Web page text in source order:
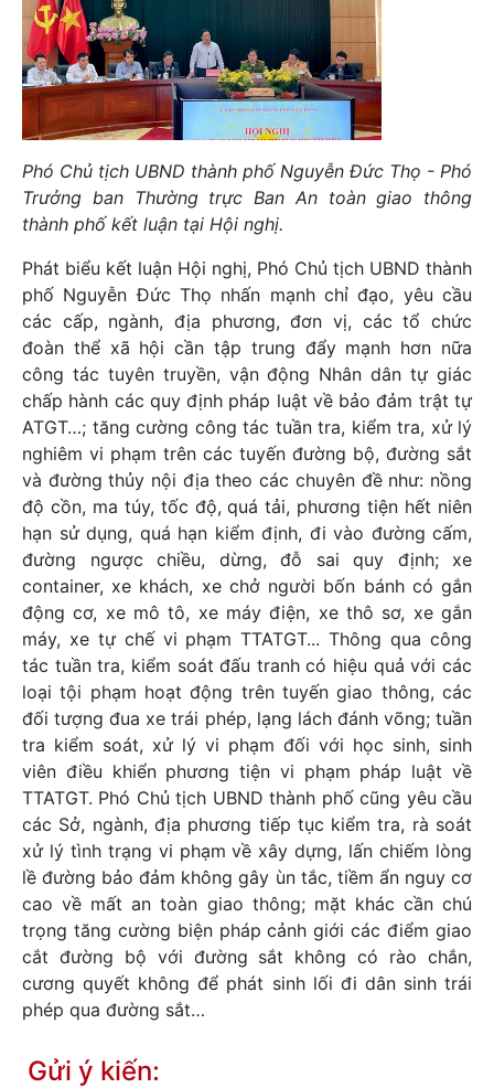
Phó Chủ tịch UBND thành phố Nguyễn Đức Thọ - Phó
Trưởng ban Thường trực Ban An toàn giao thông
thành phố kết luận tại Hội nghị.
Phát biểu kết luận Hội nghị, Phó Chủ tịch UBND thành
phố Nguyễn Đức Thọ nhấn mạnh chỉ đạo, yêu cầu
các cấp, ngành, địa phương, đơn vị, các tổ chức
đoàn thể xã hội cần tập trung đẩy mạnh hơn nữa
công tác tuyên truyền, vận động Nhân dân tự giác
chấp hành các quy định pháp luật về bảo đảm trật tự
ATGT…; tăng cường công tác tuần tra, kiểm tra, xử lý
nghiêm vi phạm trên các tuyến đường bộ, đường sắt
và đường thủy nội địa theo các chuyên đề như: nồng
độ cồn, ma túy, tốc độ, quá tải, phương tiện hết niên
hạn sử dụng, quá hạn kiểm định, đi vào đường cấm,
đường ngược chiều, dừng, đỗ sai quy định; xe
container, xe khách, xe chở người bốn bánh có gắn
động cơ, xe mô tô, xe máy điện, xe thô sơ, xe gắn
máy, xe tự chế vi phạm TTATGT... Thông qua công
tác tuần tra, kiểm soát đấu tranh có hiệu quả với các
loại tội phạm hoạt động trên tuyến giao thông, các
đối tượng đua xe trái phép, lạng lách đánh võng; tuần
tra kiểm soát, xử lý vi phạm đối với học sinh, sinh
viên điều khiển phương tiện vi phạm pháp luật về
TTATGT. Phó Chủ tịch UBND thành phố cũng yêu cầu
các Sở, ngành, địa phương tiếp tục kiểm tra, rà soát
xử lý tình trạng vi phạm về xây dựng, lấn chiếm lòng
lề đường bảo đảm không gây ùn tắc, tiềm ẩn nguy cơ
cao về mất an toàn giao thông; mặt khác cần chú
trọng tăng cường biện pháp cảnh giới các điểm giao
cắt đường bộ với đường sắt không có rào chắn,
cương quyết không để phát sinh lối đi dân sinh trái
phép qua đường sắt…
Gửi ý kiến: